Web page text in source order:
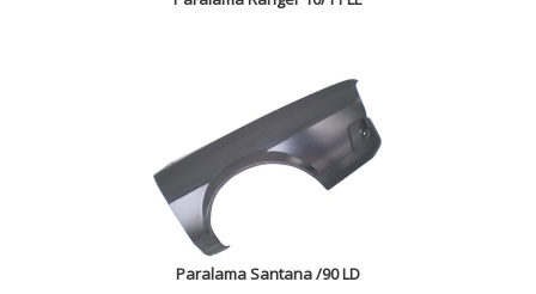
Paralama Santana /90 LD